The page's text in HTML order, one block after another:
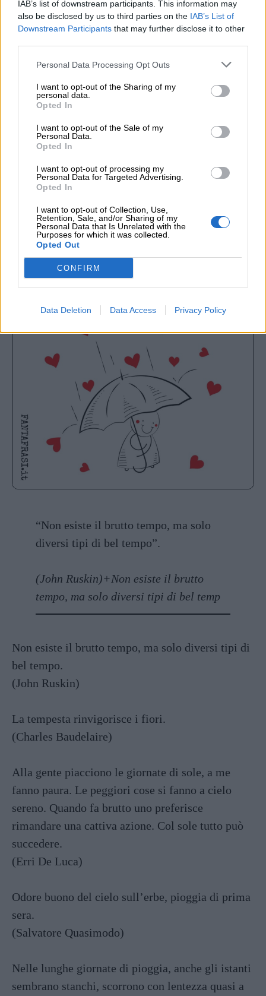
IAB’s list of downstream participants. This information may
also be disclosed by us to third parties on the IAB’s List of
Downstream Participants that may further disclose it to other
Personal Data Processing Opt Outs
I want to opt-out of the Sharing of my
personal data.
Opted In
I want to opt-out of the Sale of my
Personal Data.
Opted In
I want to opt-out of processing my
Personal Data for Targeted Advertising.
Opted In
I want to opt-out of Collection, Use,
Retention, Sale, and/or Sharing of my
Personal Data that Is Unrelated with the
Purposes for which it was collected.
Opted Out
CONFIRM
Data Deletion Data Access Privacy Policy
“Non esiste il brutto tempo, ma solo
diversi tipi di bel tempo”.
(John Ruskin)+Non esiste il brutto
tempo, ma solo diversi tipi di bel temp
Non esiste il brutto tempo, ma solo diversi tipi di
bel tempo.
(John Ruskin)
La tempesta rinvigorisce i fiori.
(Charles Baudelaire)
Alla gente piacciono le giornate di sole, a me
fanno paura. Le peggiori cose si fanno a cielo
sereno. Quando fa brutto uno preferisce
rimandare una cattiva azione. Col sole tutto può
succedere.
(Erri De Luca)
Odore buono del cielo sull’erbe, pioggia di prima
sera.
(Salvatore Quasimodo)
Nelle lunghe giornate di pioggia, anche gli istanti
sembrano stanchi, scorrono con lentezza quasi a